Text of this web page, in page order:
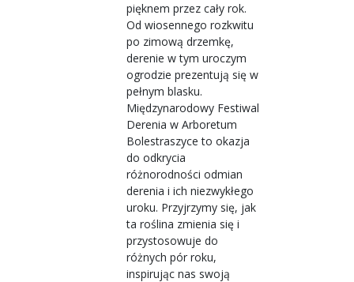
pięknem przez cały rok.
Od wiosennego rozkwitu
po zimową drzemkę,
derenie w tym uroczym
ogrodzie prezentują się w
pełnym blasku.
Międzynarodowy Festiwal
Derenia w Arboretum
Bolestraszyce to okazja
do odkrycia
różnorodności odmian
derenia i ich niezwykłego
uroku. Przyjrzymy się, jak
ta roślina zmienia się i
przystosowuje do
różnych pór roku,
inspirując nas swoją